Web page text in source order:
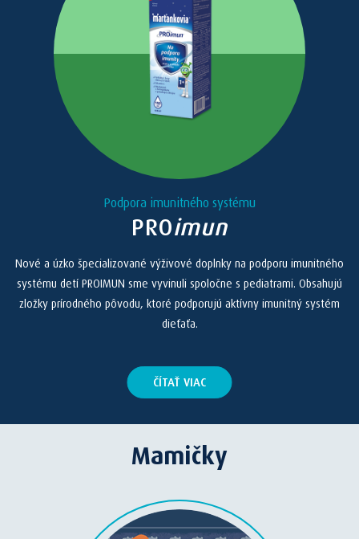
Podpora imunitného systému
PROimun
Nové a úzko špecializované výživové doplnky na podporu imunitného
systému detí PROIMUN sme vyvinuli spoločne s pediatrami. Obsahujú
zložky prírodného pôvodu, ktoré podporujú aktívny imunitný systém
dieťaťa.
ČÍTAŤ VIAC
Mamičky